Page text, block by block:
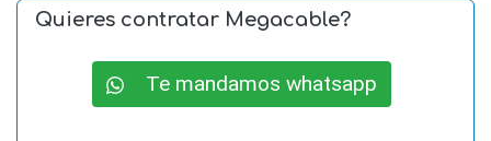
Quieres contratar Megacable?
Te mandamos whatsapp